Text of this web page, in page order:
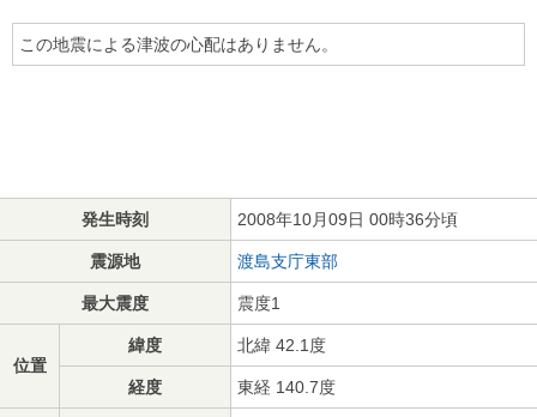
この地震による津波の心配はありません。
発生時刻 2008年10月09日 00時36分頃
震源地 渡島支庁東部
最大震度 震度1
位置
緯度 北緯 42.1度
経度 東経 140.7度